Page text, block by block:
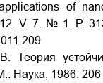
of
V. 7. № 1. P.
Теория
Наука, 1986. 206